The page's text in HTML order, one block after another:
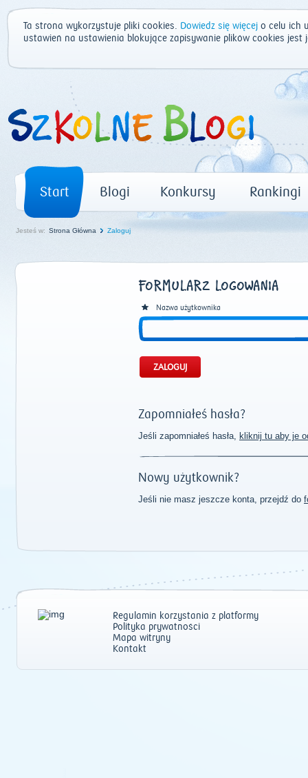
Ta strona wykorzystuje pliki cookies. Dowiedz się więcej o celu ich
ustawień na ustawienia blokujące zapisywanie plików cookies
Start Blogi Konkursy Rankingi
Jesteś w: Strona Główna Zaloguj
FORMULARZ LOGOWANIA
Nazwa użytkownika
Zapomniałeś hasła?
Jeśli zapomniałeś hasła, kliknij tu aby je
Nowy użytkownik?
Jeśli nie masz jeszcze konta, przejdź do
Regulamin korzystania z platformy
Polityka prywatności
Mapa witryny
Kontakt